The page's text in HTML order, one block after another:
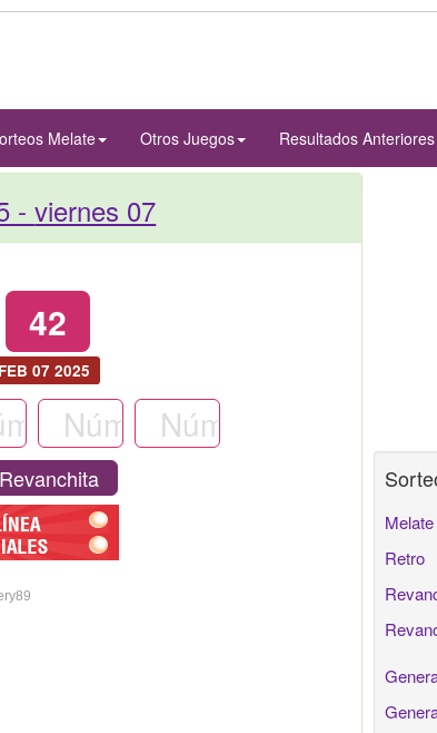
Melate Otros Juegos Resultados Anteriores
-viernes 07
42
07 2025
Melate
Retro